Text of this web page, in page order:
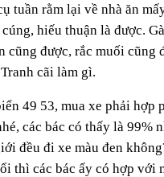
tuần rằm lại về nhà ăn
hiếu thuận là được.
cũng được, rắc muối cũng
cãi làm gì.
49 53, mua xe phải hợp
các bác có thấy là 99%
đều đi xe màu đen
thì các bác ấy có hợp với